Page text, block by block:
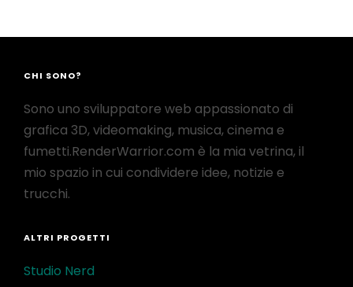
CHI SONO?
Sono uno sviluppatore web appassionato di
grafica 3D, videomaking, musica, cinema e
fumetti.RenderWarrior.com è la mia vetrina, il
mio spazio in cui condividere idee, notizie e
trucchi.
ALTRI PROGETTI
Studio Nerd